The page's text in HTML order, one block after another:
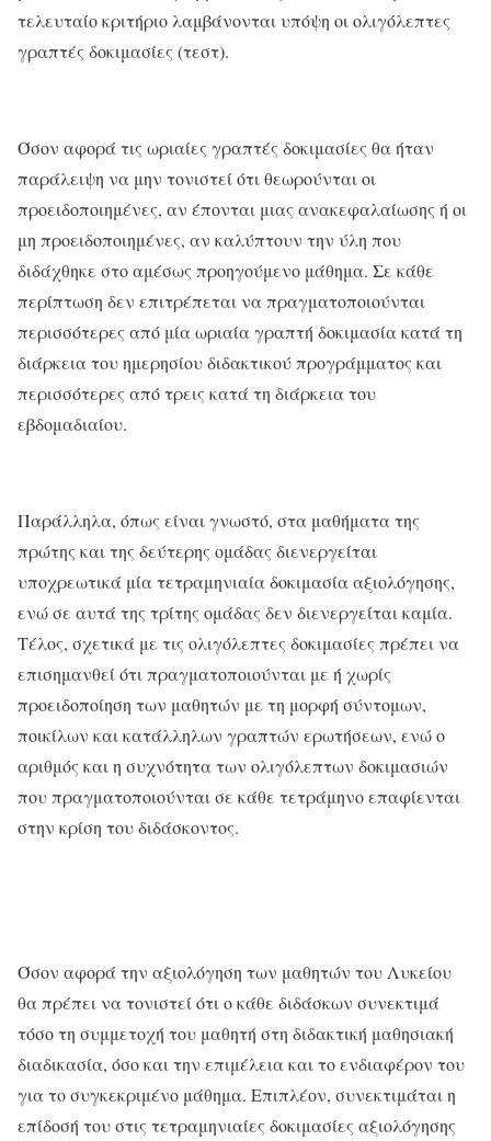
τελευταίο κριτήριο λαμβάνονται υπόψη οι ολιγόλεπτες
γραπτές δοκιμασίες (τεστ).
Όσον αφορά τις ωριαίες γραπτές δοκιμασίες θα ήταν
παράλειψη να μην τονιστεί ότι θεωρούνται οι
προειδοποιημένες, αν έπονται μιας ανακεφαλαίωσης ή οι
μη προειδοποιημένες, αν καλύπτουν την ύλη που
διδάχθηκε στο αμέσως προηγούμενο μάθημα. Σε κάθε
περίπτωση δεν επιτρέπεται να πραγματοποιούνται
περισσότερες από μία ωριαία γραπτή δοκιμασία κατά τη
διάρκεια του ημερησίου διδακτικού προγράμματος και
περισσότερες από τρεις κατά τη διάρκεια του
εβδομαδιαίου.
Παράλληλα, όπως είναι γνωστό, στα μαθήματα της
πρώτης και της δεύτερης ομάδας διενεργείται
υποχρεωτικά μίατετραμηνιαίαδοκιμασία αξιολόγησης,
ενώ σε αυτά της τρίτης ομάδας δεν διενεργείται καμία.
Τέλος, σχετικά με τις ολιγόλεπτες δοκιμασίες πρέπει να
επισημανθεί ότι πραγματοποιούνται με ή χωρίς
προειδοποίηση των μαθητών με τη μορφή σύντομων,
ποικίλων και κατάλληλων γραπτών ερωτήσεων, ενώ ο
αριθμός και η συχνότητα των ολιγόλεπτων δοκιμασιών
που πραγματοποιούνται σε κάθε τετράμηνο επαφίενται
στην κρίση του διδάσκοντος.
Όσον αφορά την αξιολόγηση των μαθητών του Λυκείου
θα πρέπει να τονιστεί ότι ο κάθε διδάσκων συνεκτιμά
τόσο τη συμμετοχή του μαθητή στη διδακτική μαθησιακή
διαδικασία, όσο και την επιμέλεια και το ενδιαφέρον του
για το συγκεκριμένο μάθημα. Επιπλέον, συνεκτιμάται η
επίδοσή του στις τετραμηνιαίες δοκιμασίες αξιολόγησης